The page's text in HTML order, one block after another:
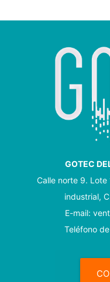
GOTEC
Calle norte 9. Lote
industrial,
E-mail:
Teléfono